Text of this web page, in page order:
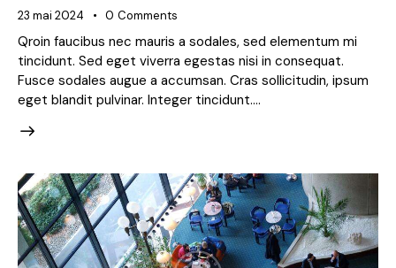
23 mai 2024 0 Comments
Qroin faucibus nec mauris a sodales, sed elementum mi
tincidunt. Sed eget viverra egestas nisi in consequat.
Fusce sodales augue a accumsan. Cras sollicitudin, ipsum
eget blandit pulvinar. Integer tincidunt.…